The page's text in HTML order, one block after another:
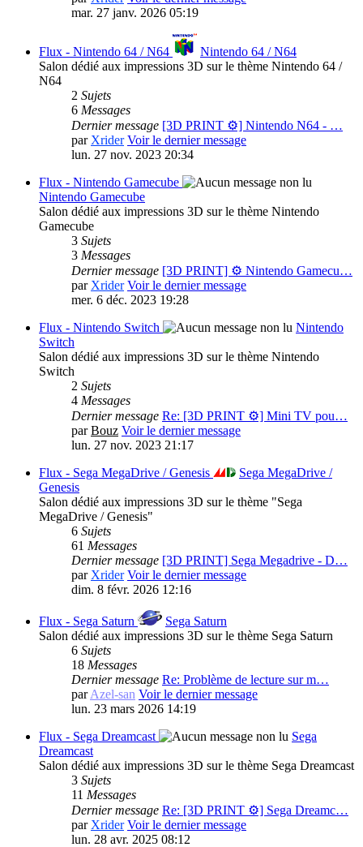
mar. 27 janv. 2026 05:19
Flux - Nintendo 64 / N64
Nintendo 64 / N64
Salon dédié aux impressions 3D sur le thème Nintendo 64 /
N64
2 Sujets
6 Messages
Dernier message [3D PRINT ⚙️] Nintendo N64 - …
par Xrider Voir le dernier message
lun. 27 nov. 2023 20:34
Flux - Nintendo Gamecube
Nintendo Gamecube
Salon dédié aux impressions 3D sur le thème Nintendo
Gamecube
3 Sujets
3 Messages
Dernier message [3D PRINT] ⚙️ Nintendo Gamecu…
par Xrider Voir le dernier message
mer. 6 déc. 2023 19:28
Flux - Nintendo Switch
Nintendo
Switch
Salon dédié aux impressions 3D sur le thème Nintendo
Switch
2 Sujets
4 Messages
Dernier message Re: [3D PRINT ⚙️] Mini TV pou…
parBouz Voir le dernier message
lun. 27 nov. 2023 21:17
Flux - Sega MegaDrive / Genesis
Sega MegaDrive /
Genesis
Salon dédié aux impressions 3D sur le thème "Sega
MegaDrive / Genesis"
6 Sujets
61 Messages
Dernier message [3D PRINT] Sega Megadrive - D…
par Xrider Voir le dernier message
dim. 8 févr. 2026 12:16
Flux - Sega Saturn
Sega Saturn
Salon dédié aux impressions 3D sur le thème Sega Saturn
6 Sujets
18 Messages
Dernier message Re: Problème de lecture sur m…
parAzel-san Voir le dernier message
lun. 23 mars 2026 14:19
Flux - Sega Dreamcast
Sega
Dreamcast
Salon dédié aux impressions 3D sur le thème Sega Dreamcast
3 Sujets
11 Messages
Dernier message Re: [3D PRINT ⚙️] Sega Dreamc…
par Xrider Voir le dernier message
lun. 28 avr. 2025 08:12